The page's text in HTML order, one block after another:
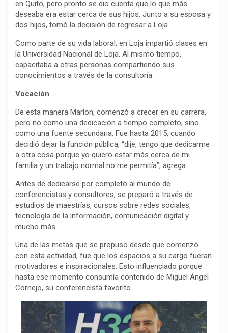
en Quito, pero pronto se dio cuenta que lo que más
deseaba era estar cerca de sus hijos. Junto a su esposa y
dos hijos, tomó la decisión de regresar a Loja.
Como parte de su vida laboral, en Loja impartió clases en
la Universidad Nacional de Loja. Al mismo tiempo,
capacitaba a otras personas compartiendo sus
conocimientos a través de la consultoría.
Vocación
De esta manera Marlon, comenzó a crecer en su carrera,
pero no como una dedicación a tiempo completo, sino
como una fuente secundaria. Fue hasta 2015, cuando
decidió dejar la función pública, “dije, tengo que dedicarme
a otra cosa porque yo quiero estar más cerca de mi
familia y un trabajo normal no me permitía”, agrega.
Antes de dedicarse por completo al mundo de
conferencistas y consultores, se preparó a través de
estudios de maestrías, cursos sobre redes sociales,
tecnología de la información, comunicación digital y
mucho más.
Una de las metas que se propuso desde que comenzó
con esta actividad, fue que los espacios a su cargo fueran
motivadores e inspiracionales. Esto influenciado porque
hasta ese momento consumía contenido de Miguel Ángel
Cornejo, su conferencista favorito.